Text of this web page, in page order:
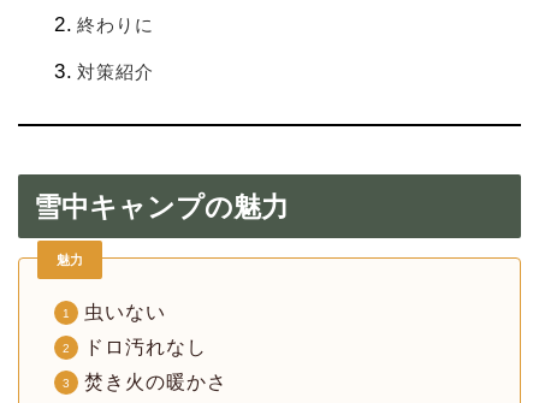
終わりに
対策紹介
雪中キャンプの魅力
魅力
虫いない
ドロ汚れなし
焚き火の暖かさ